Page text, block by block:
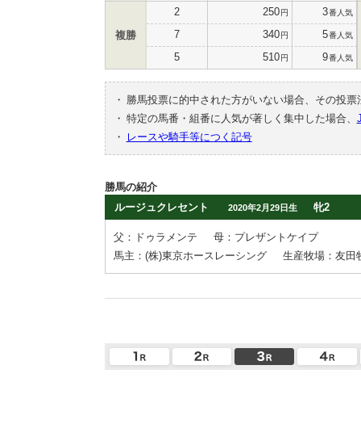
複勝
2 250円 3番人気
7 340円 5番人気
5 510円 9番人気
・
勝馬投票に的中された方がいない場合、その投
・ 特定の馬番・組番に人気が著しく集中した場合、
・
レースや騎手等につく記号
勝馬の紹介
ルージュクレセント
2020年2月29日生 牝2
父：ドゥラメンテ
母：プレザントケイプ
馬主：(株)東京ホースレーシング
生産牧場：友田